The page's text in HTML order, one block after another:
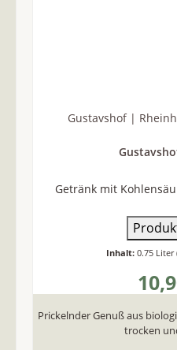
Gustavshof |
Getränk mit
Inhalt: 0.75 Liter
Prickelnder Genuß aus
trocken